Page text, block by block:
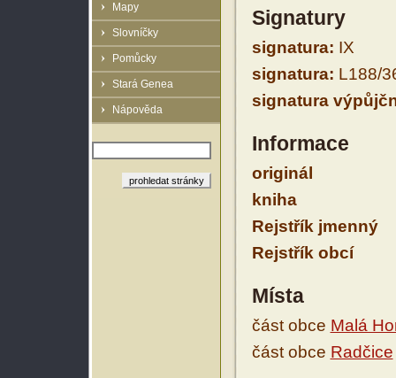
Mapy
Slovníčky
Pomůcky
Stará Genea
Nápověda
Signatury
signatura: IX
signatura: L188/
signatura
Informace
originál
kniha
Rejstřík jmenný
Rejstřík obcí
Místa
část obce Malá
část obce Radčice